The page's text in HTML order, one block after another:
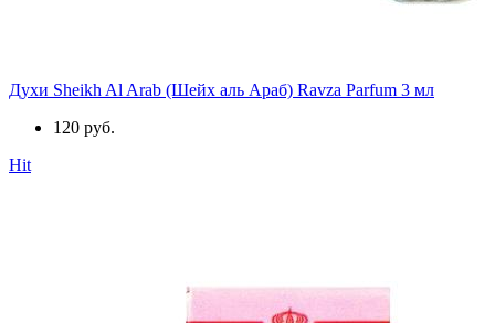
Духи Sheikh Al Arab (Шейх аль Араб) Ravza Parfum 3 мл
120 руб.
Hit